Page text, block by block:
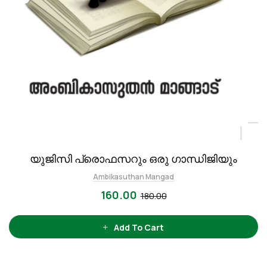
യുജിസി പ്രൊഫസറും ഒരു ഗാന്ധിജിയും
Ambikasuthan Mangad
180.00
160.00
Add To Cart